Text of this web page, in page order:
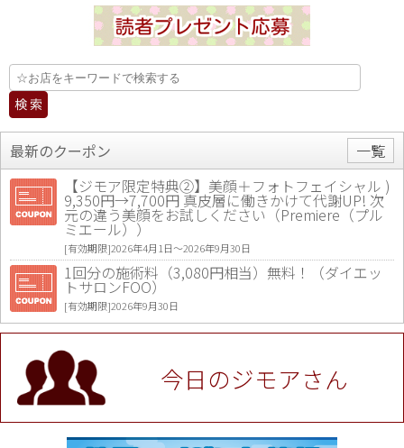
最新のクーポン
一覧
【ジモア限定特典②】美顔＋フォトフェイシャル )
9,350円→7,700円 真皮層に働きかけて代謝UP! 次
元の違う美顔をお試しください（Premiere（プル
ミエール））
[有効期限]2026年4月1日〜2026年9月30日
1回分の施術料（3,080円相当）無料！（ダイエッ
トサロンFOO）
[有効期限]2026年9月30日
値段提示後「ジモア見た」で更に買い取り金額 U
P！※チケットと新品商品は除く（大黒屋 高田馬場
駅前店）
[有効期限]2026年9月30日
★ジモア限定特典★ お会計より全品5％OFF（ナチ
ュラル＆ハンドメイドショップ［マキマキ］）
[有効期限]2026年9月30日まで
今日のジモアさん